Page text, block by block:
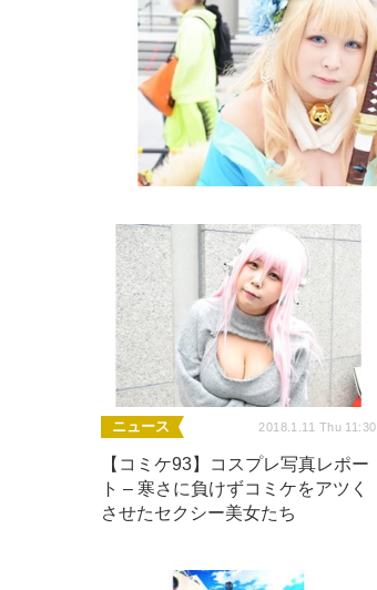
ニュース 2018.1.11 Thu 11:30
【コミケ93】コスプレ写真レポー
ト – 寒さに負けずコミケをアツく
させたセクシー美女たち